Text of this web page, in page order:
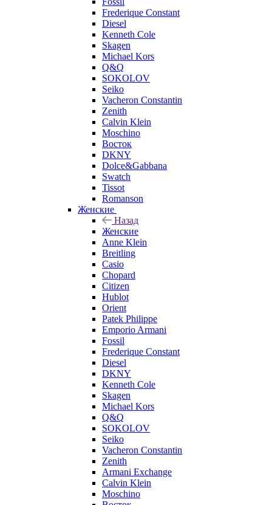
Frederique Constant
Diesel
Kenneth Cole
Skagen
Michael Kors
Q&Q
SOKOLOV
Seiko
Vacheron Constantin
Zenith
Calvin Klein
Moschino
Восток
DKNY
Dolce&Gabbana
Swatch
Tissot
Romanson
Женские
Назад
Женские
Anne Klein
Breitling
Casio
Chopard
Citizen
Hublot
Orient
Patek Philippe
Emporio Armani
Fossil
Frederique Constant
Diesel
DKNY
Kenneth Cole
Skagen
Michael Kors
Q&Q
SOKOLOV
Seiko
Vacheron Constantin
Zenith
Armani Exchange
Calvin Klein
Moschino